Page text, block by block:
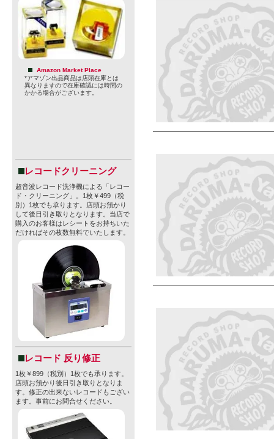
Amazon Market Place
*アマゾン出品商品は店頭在庫とは
異なりますので在庫確認には時間の
かかる場合がございます。
レコードクリーニング
超音波レコード洗浄機による「レコー
ド・クリーニング」。1枚￥499（税
別）1枚でも承ります。店頭お預かり
して後日引き取りとなります。当店で
購入のお客様はレシートをお持ちいた
だければその枚数無料でいたします。
レコード 反り修正
1枚￥899（税別）1枚でも承ります。
店頭お預かり後日引き取りとなりま
す。修正の出来ないレコードもござい
ます。事前にお問合せください。